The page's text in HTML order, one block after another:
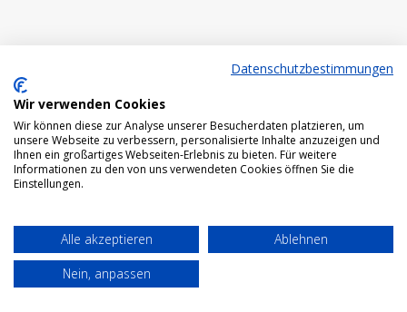
Datenschutzbestimmungen
Wir verwenden Cookies
Wir können diese zur Analyse unserer Besucherdaten platzieren, um
unsere Webseite zu verbessern, personalisierte Inhalte anzuzeigen und
Ihnen ein großartiges Webseiten-Erlebnis zu bieten. Für weitere
Informationen zu den von uns verwendeten Cookies öffnen Sie die
Einstellungen.
Alle akzeptieren
Ablehnen
Nein, anpassen